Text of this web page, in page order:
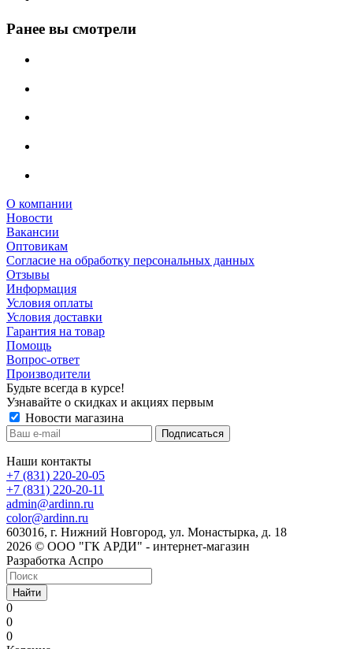
Ранее вы смотрели
О компании
Новости
Вакансии
Оптовикам
Cогласие на обработку персональных данных
Отзывы
Информация
Условия оплаты
Условия доставки
Гарантия на товар
Помощь
Вопрос-ответ
Производители
Будьте всегда в курсе!
Узнавайте о скидках и акциях первым
Новости магазина
Наши контакты
+7 (831) 220-20-05
+7 (831) 220-20-11
admin@ardinn.ru
color@ardinn.ru
603016, г. Нижний Новгород, ул. Монастырка, д. 18
2026 © ООО "ГК АРДИ" - интернет-магазин
Разработка Аспро
Найти
0
0
0